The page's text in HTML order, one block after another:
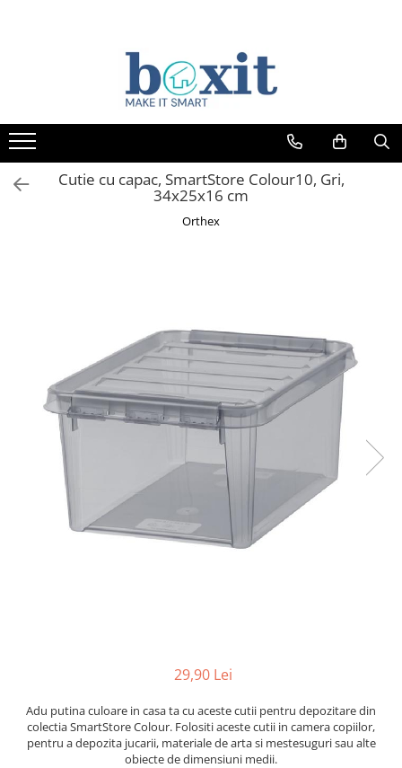
Cutie cu capac, SmartStore Colour10, Gri,
34x25x16 cm
Orthex
29,90 Lei
Adu putina culoare in casa ta cu aceste cutii pentru depozitare din
colectia SmartStore Colour. Folositi aceste cutii in camera copiilor,
pentru a depozita jucarii, materiale de arta si mestesuguri sau alte
obiecte de dimensiuni medii.